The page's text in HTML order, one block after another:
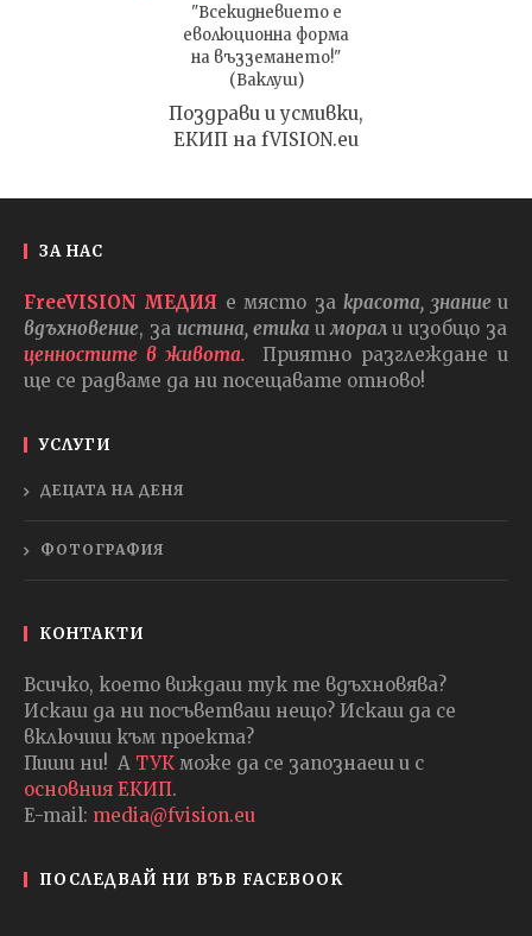
"Всекидневието е
еволюционна форма
на възземането!"
(Ваклуш)
Поздрави и усмивки,
ЕКИП на fVISION.eu
ЗА НАС
FreeVISION МЕДИЯ е място закрасота, знаниеи
вдъхновение, за истина, етика и морали изобщо за
ценностите в живота.
Приятно разглеждане и
ще се радваме да ни посещавате отново!
УСЛУГИ
ДЕЦАТА НА ДЕНЯ
ФОТОГРАФИЯ
КОНТАКТИ
Всичко, което виждаш тук те вдъхновява?
Искаш да ни посъветваш нещо? Искаш да се
включиш към проекта?
Пиши ни! А ТУК може да се запознаеш и с
основния ЕКИП.
E-mail: media@fvision.eu
ПОСЛЕДВАЙ НИ ВЪВ FACEBOOK